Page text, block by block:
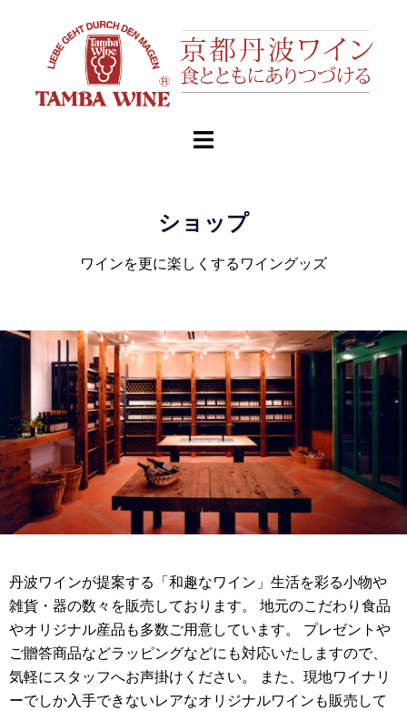
ショップ
ワインを更に楽しくするワイングッズ
丹波ワインが提案する「和趣なワイン」生活を彩る小物や
雑貨・器の数々を販売しております。 地元のこだわり食品
やオリジナル産品も多数ご用意しています。 プレゼントや
ご贈答商品などラッピングなどにも対応いたしますので、
気軽にスタッフへお声掛けください。 また、現地ワイナリ
ーでしか入手できないレアなオリジナルワインも販売して